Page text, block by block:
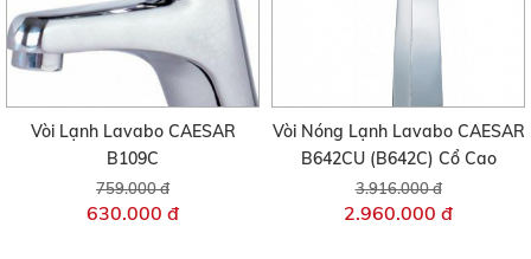
Vòi Lạnh Lavabo CAESAR
B109C
759.000 đ
630.000 đ
Vòi Nóng Lạnh Lavabo CAESAR
B642CU (B642C) Cổ Cao
3.916.000 đ
2.960.000 đ